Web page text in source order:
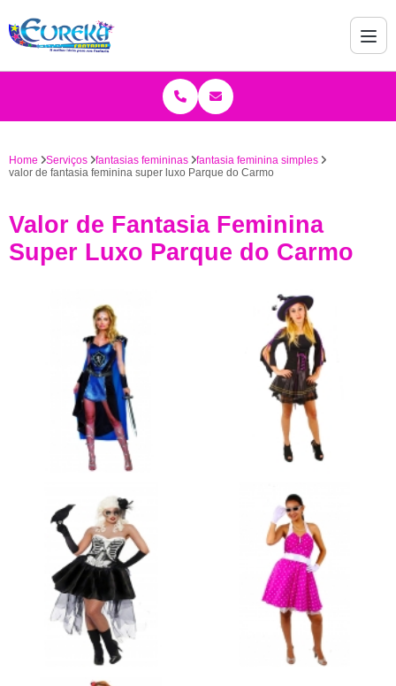
Home Serviços fantasias femininas
fantasia feminina simples
valor de fantasia feminina super luxo Parque do Carmo
Valor de Fantasia Feminina
Super Luxo Parque do Carmo